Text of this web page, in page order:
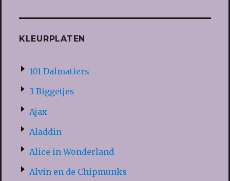
KLEURPLATEN
101 Dalmatiers
3 Biggetjes
Ajax
Aladdin
Alice in Wonderland
Alvin en de Chipmunks